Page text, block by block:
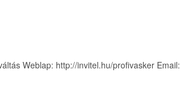
Weblap: http://invitel.hu/profivasker Email: